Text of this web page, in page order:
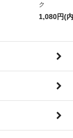
ク
1,080円(